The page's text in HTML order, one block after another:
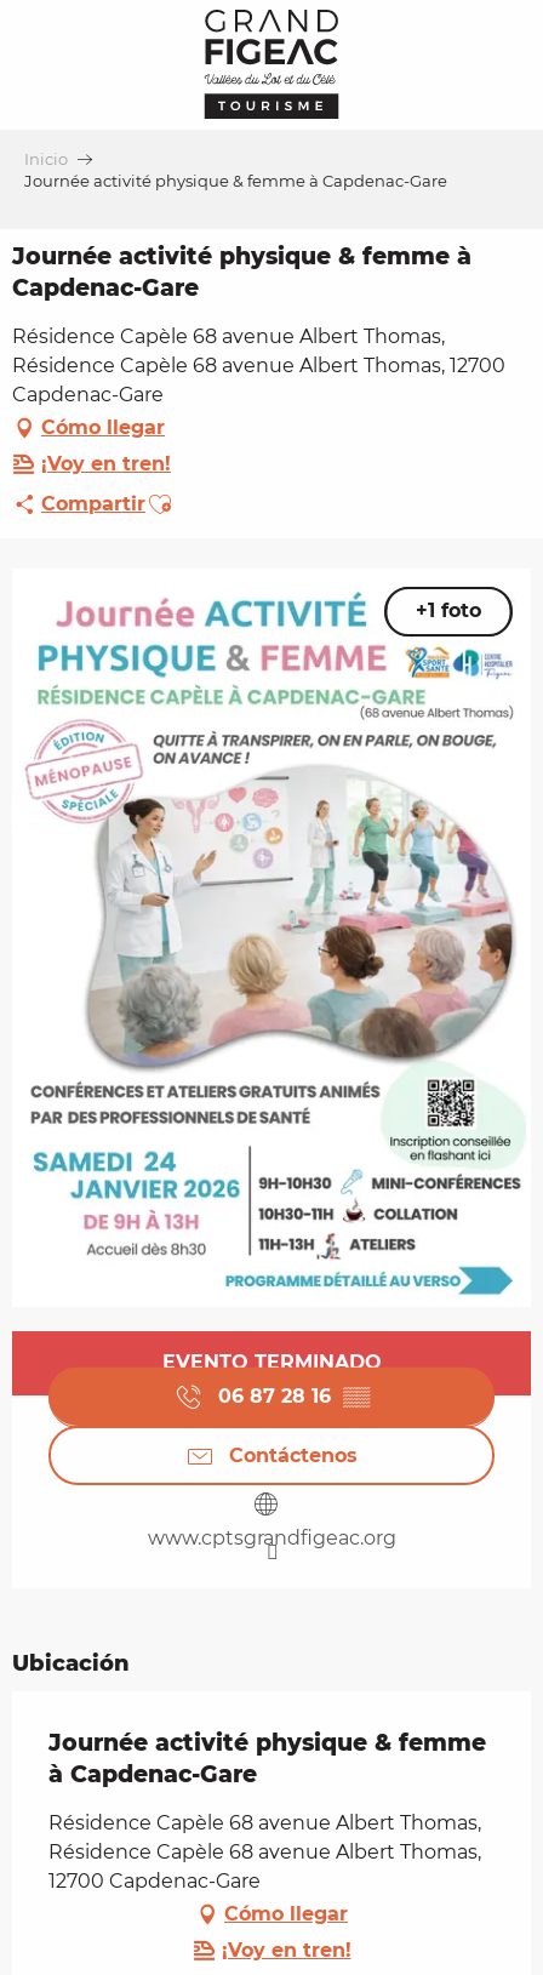
Inicio
Journée activité physique & femme à Capdenac-Gare
Journée activité physique & femme à
Capdenac-Gare
Résidence Capèle 68 avenue Albert Thomas,
Résidence Capèle 68 avenue Albert Thomas, 12700
Capdenac-Gare
Cómo llegar
¡Voy en tren!
CompartirAjouter aux favoris
+1 foto
Horarios y datos de contacto
EVENTO TERMINADO
06 87 28 16 ▒▒
Contáctenos
www.cptsgrandfigeac.org
Ubicación
Journée activité physique & femme
à Capdenac-Gare
Résidence Capèle 68 avenue Albert Thomas,
Résidence Capèle 68 avenue Albert Thomas,
12700 Capdenac-Gare
Cómo llegar
¡Voy en tren!